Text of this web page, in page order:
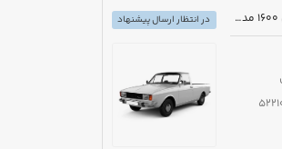
مزایده دولتی خودرو وانت پیکان 1600 مدل 1386 رنگ سفید روغنی
در انتظار ارسال پیشنهاد